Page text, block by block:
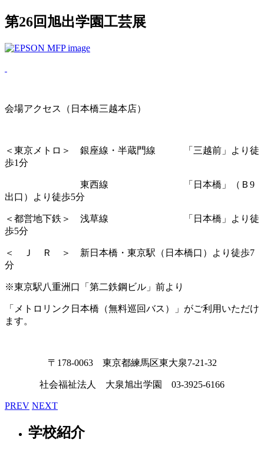
第26回旭出学園工芸展
会場アクセス（日本橋三越本店）
＜東京メトロ＞ 銀座線・半蔵門線 「三越前」より徒
歩1分
東西線 「日本橋」（Ｂ9
出口）より徒歩5分
＜都営地下鉄＞ 浅草線 「日本橋」より徒
歩5分
＜ Ｊ Ｒ ＞ 新日本橋・東京駅（日本橋口）より徒歩7
分
※東京駅八重洲口「第二鉄鋼ビル」前より
「メトロリンク日本橋（無料巡回バス）」がご利用いただけ
ます。
〒178-0063 東京都練馬区東大泉7-21-32
社会福祉法人 大泉旭出学園 03-3925-6166
PREV NEXT
学校紹介